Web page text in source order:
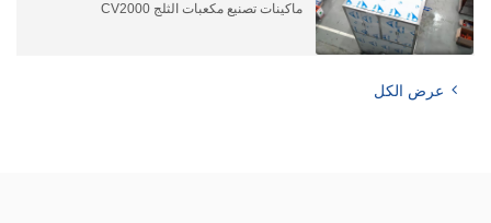
ماكينات تصنيع مكعبات الثلج CV2000
عرض الكل